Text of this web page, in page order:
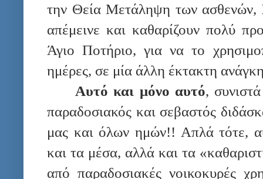
την Θεία Μετάληψη των ασθενών,
απέμεινε και καθαρίζουν πολύ
Άγιο Ποτήριο, για να το
ημέρες, σε μία άλλη έκτακτη
Αυτό και μόνο αυτό,
παραδοσιακός και σεβαστός
μας και όλων ημών!! Απλά τότε,
και τα μέσα, αλλά και τα
από παραδοσιακές νοικοκυρές